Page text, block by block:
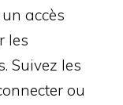
accès
les
Suivez les
ou